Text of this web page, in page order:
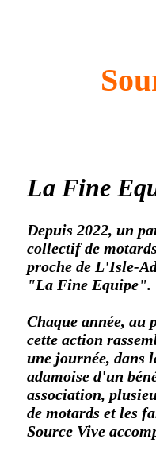
La Fine
Depuis 2022, un
collectif de
proche de L'Isle-
"La Fine Equipe".
Chaque année, au
cette action
une journée, dans
adamoise d'un
association,
de motards et les
Source Vive